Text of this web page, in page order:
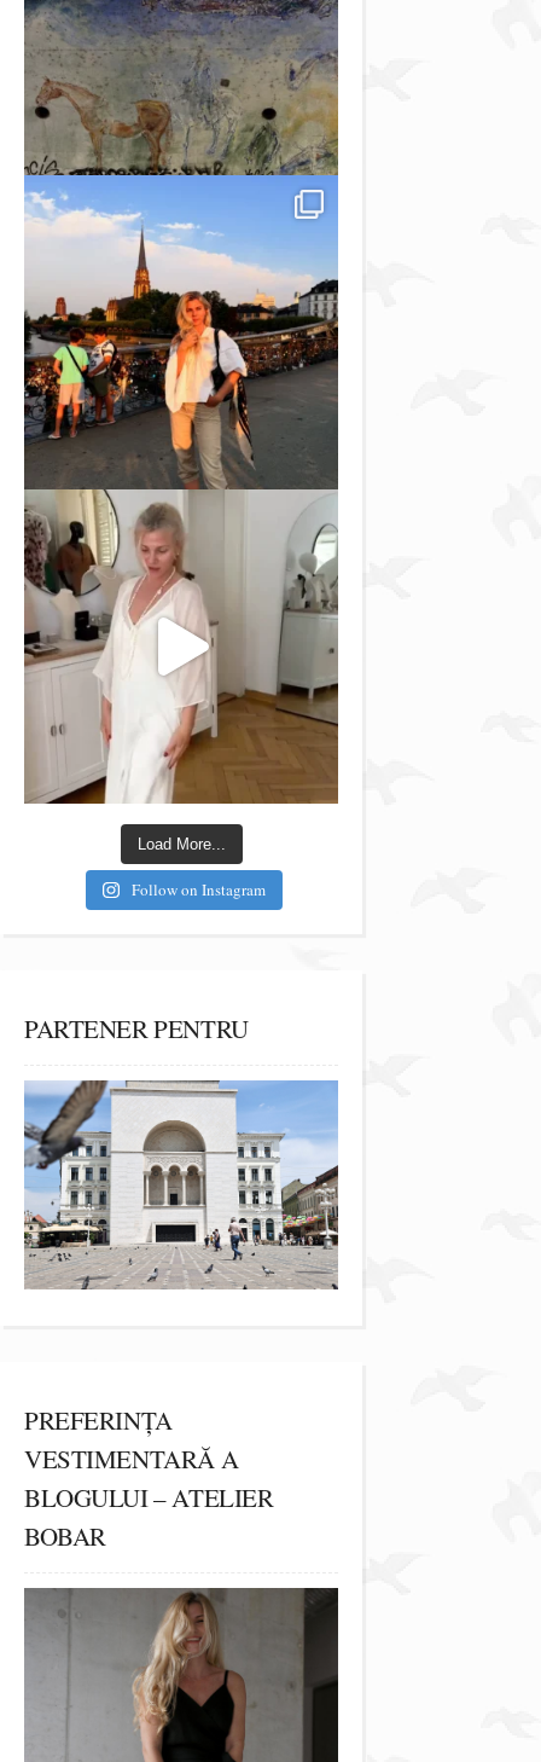
Load More...
Follow on Instagram
PARTENER PENTRU
PREFERINȚA
VESTIMENTARĂ A
BLOGULUI – ATELIER
BOBAR